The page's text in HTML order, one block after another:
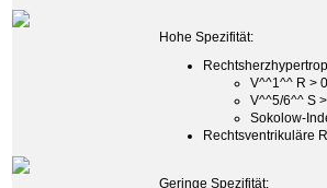
Hohe Spezifität:
V^^1^^ R >
V^^5/6^^ S
Sokolow-
Rechtsventrikuläre
Geringe Spezifität: